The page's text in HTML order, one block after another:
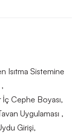
Isıtma Sistemine
Cephe Boyası,
Uygulaması ,
Girişi,